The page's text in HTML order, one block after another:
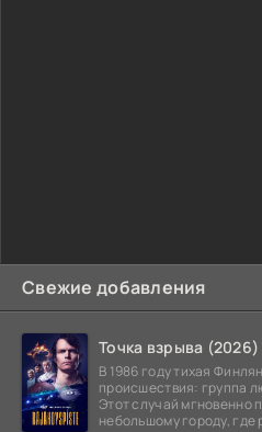
Свежие добавления
Точка взрыва (2026)
В 1986 году тихая
происшествия: группа
Этот случай мгновенно
небольшому городу, где